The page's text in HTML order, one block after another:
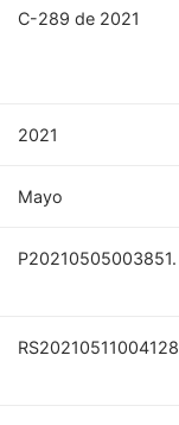
C-289 de 2021
2021
Mayo
P20210505003851.
RS20210511004128